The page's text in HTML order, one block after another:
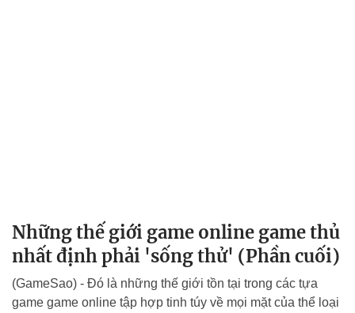
Những thế giới game online game thủ
nhất định phải 'sống thử' (Phần cuối)
(GameSao) - Đó là những thế giới tồn tại trong các tựa
game game online tập hợp tinh túy về mọi mặt của thể loại